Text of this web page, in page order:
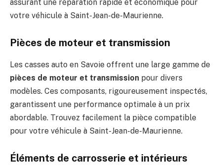
assurant une réparation rapide et économique pour
votre véhicule à Saint-Jean-de-Maurienne.
Pièces de moteur et transmission
Les casses auto en Savoie offrent une large gamme de
pièces de moteur et transmission pour divers
modèles. Ces composants, rigoureusement inspectés,
garantissent une performance optimale à un prix
abordable. Trouvez facilement la pièce compatible
pour votre véhicule à Saint-Jean-de-Maurienne.
Éléments de carrosserie et intérieurs